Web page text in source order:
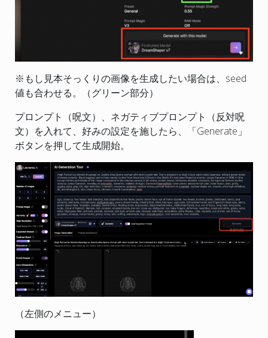
※もし見本そっくりの画像を生成したい場合は、seed
値も合わせる。（グリーン部分）
プロンプト（呪文）、ネガティブプロンプト（反対呪
文）を入れて、好みの設定を施したら、「Generate」
ボタンを押して生成開始。
（左側のメニュー）